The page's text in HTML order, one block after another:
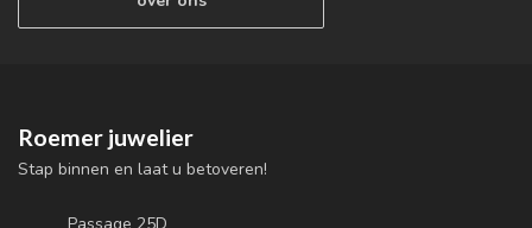
Roemer juwelier
Stap binnen en laat u betoveren!